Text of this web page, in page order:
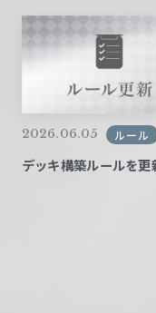
2026.06.05 ルール
デッキ構築ルールを更